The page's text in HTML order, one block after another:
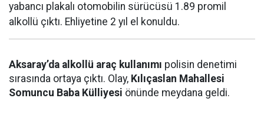
yabancı plakalı otomobilin sürücüsü 1.89 promil
alkollü çıktı. Ehliyetine 2 yıl el konuldu.
Aksaray’da alkollü araç kullanımı polisin denetimi
sırasında ortaya çıktı. Olay, Kılıçaslan Mahallesi
Somuncu Baba Külliyesi önünde meydana geldi.